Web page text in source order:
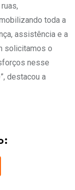
toda a
assistência e a
solicitamos o
nesse
destacou a